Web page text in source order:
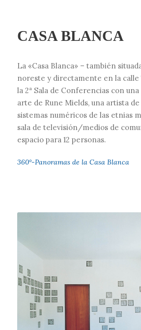
CASA BLANCA
La «Casa Blanca» – también
noreste y directamente en la calle
la 2ª Sala de Conferencias con
arte de Rune Mields, una artista
sistemas numéricos de las etnias
sala de televisión/medios de
espacio para 12 personas.
360°-Panoramas de la Casa Blanca